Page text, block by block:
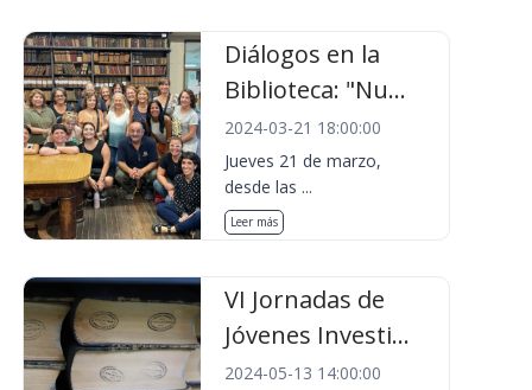
Diálogos en la
Biblioteca: "Nu...
2024-03-21 18:00:00
Jueves 21 de marzo,
desde las ...
Leer más
VI Jornadas de
Jóvenes Investi...
2024-05-13 14:00:00